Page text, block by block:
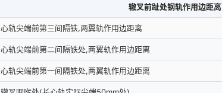
辙叉前趾处钢轨作用边距离
心轨尖端前第三间隔铁,两翼轨作用边距离
心轨尖端前第二间隔铁处,两翼轨作用边距离
心轨尖端前第一间隔铁处,两翼轨作用边距离